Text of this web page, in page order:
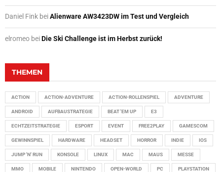
Daniel Fink beiAlienware AW3423DW im Test und Vergleich
elromeo beiDie Ski Challenge ist im Herbst zurück!
THEMEN
ACTION ACTION-ADVENTURE ACTION-ROLLENSPIEL ADVENTURE
ANDROID AUFBAUSTRATEGIE BEAT 'EM UP E3
ECHTZEITSTRATEGIE ESPORT EVENT FREE2PLAY GAMESCOM
GEWINNSPIEL HARDWARE HEADSET HORROR INDIE IOS
JUMP 'N' RUN KONSOLE LINUX MAC MAUS MESSE
MMO MOBILE NINTENDO OPEN-WORLD PC PLAYSTATION